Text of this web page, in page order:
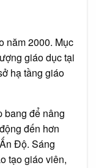
năm 2000. Mục
giáo dục tại
hạ tầng giáo
bang để nâng
đến hơn
Độ. Sáng
tạo giáo viên,